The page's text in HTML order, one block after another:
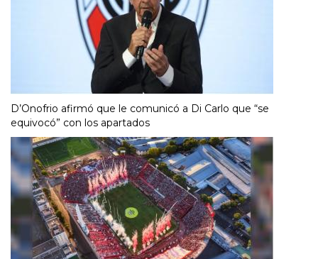
D’Onofrio afirmó que le comunicó a Di Carlo que “se
equivocó” con los apartados